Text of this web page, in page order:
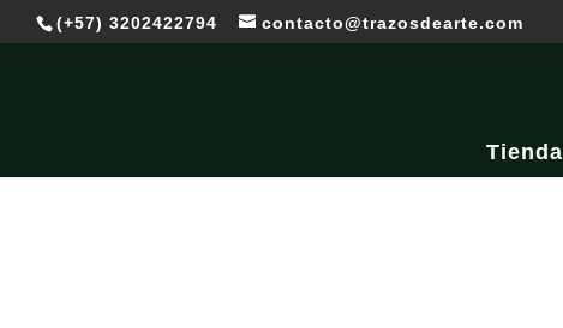
(+57) 3202422794 contacto@trazosdearte.com
Tienda